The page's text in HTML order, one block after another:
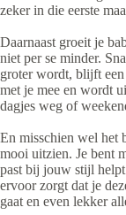
zeker in die eerste
Daarnaast groeit je
niet per se minder.
groter wordt, blijft
met je mee en wordt
dagjes weg of
En misschien wel het
mooi uitzien. Je bent
past bij jouw stijl
ervoor zorgt dat je
gaat en even lekker